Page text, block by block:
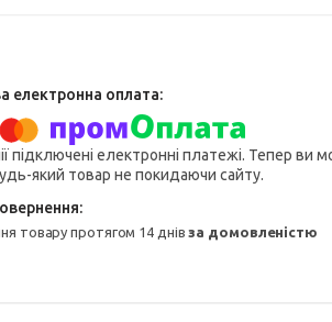
підключені електронні платежі. Тепер ви
який товар не покидаючи сайту.
товару протягом 14 днівза домовленістю